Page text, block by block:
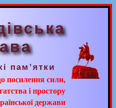
пам’ятки
посилення сили,
і простору
держави